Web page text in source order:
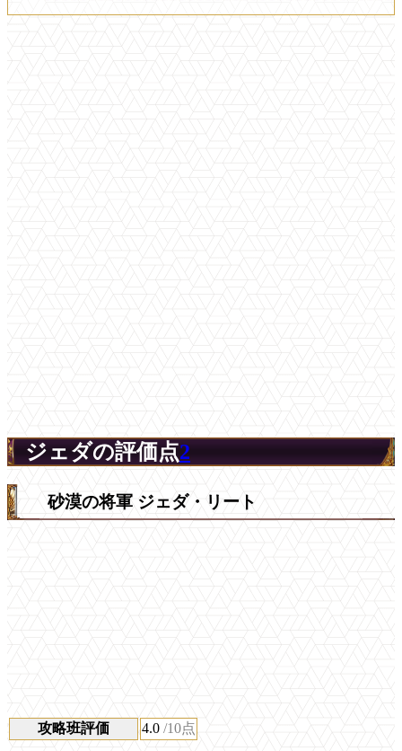
ジェダの評価点2
砂漠の将軍 ジェダ・リート
攻略班評価 4.0 /10点